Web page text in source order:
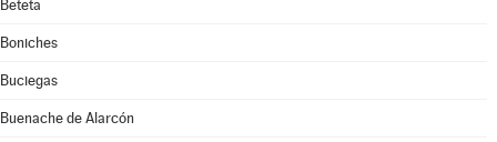
Beteta
Boniches
Buciegas
Buenache de Alarcón